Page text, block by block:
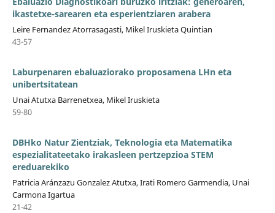
ikastetxe-sarearen eta esperientziaren arabera
Leire Fernandez Atorrasagasti, Mikel Iruskieta Quintian
43-57
Laburpenaren ebaluaziorako proposamena LHn eta
unibertsitatean
Unai Atutxa Barrenetxea, Mikel Iruskieta
59-80
DBHko Natur Zientziak, Teknologia eta Matematika
espezialitateetako irakasleen pertzepzioa STEM
ereduarekiko
Patricia Aránzazu Gonzalez Atutxa, Irati Romero Garmendia, Unai
Carmona Igartua
21-42